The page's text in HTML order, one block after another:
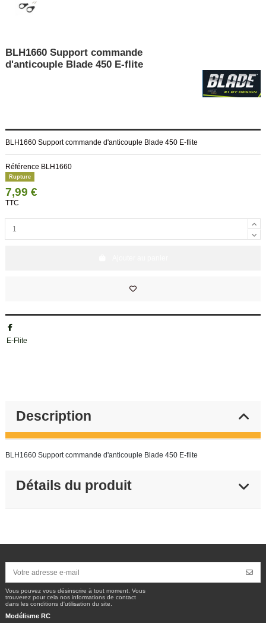
BLH1660 Support commande
d'anticouple Blade 450 E-flite
BLH1660 Support commande d'anticouple Blade 450 E-flite
Référence BLH1660
Rupture
7,99 €
TTC
E-Flite
Description
BLH1660 Support commande d'anticouple Blade 450 E-flite
Détails du produit
Vous pouvez vous désinscrire à tout moment. Vous
trouverez pour cela nos informations de contact
dans les conditions d'utilisation du site.
Modélisme RC